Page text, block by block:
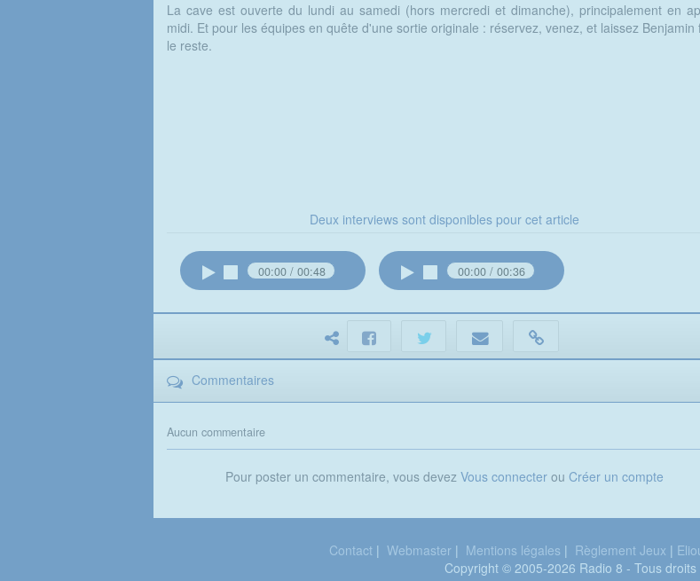
La cave est ouverte du lundi au samedi (hors mercredi et dimanche), principalement en
midi. Et pour les équipes en quête d'une sortie originale : réservez, venez, et laissez Benjamin
le reste.
Deux interviews sont disponibles pour cet article
00:00 00:48 00:00 00:36
Commentaires
Aucun commentaire
Pour poster un commentaire, vous devezVous connecter ouCréer un compte
Contact| Webmaster| Mentions légales | Règlement Jeux |
Copyright © 2005-2026 Radio 8 - Tous